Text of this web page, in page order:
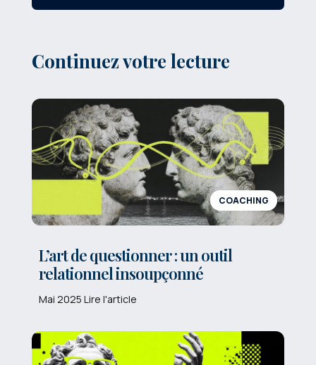
Continuez votre lecture
COACHING
L’art de questionner : un outil
relationnel insoupçonné
Mai 2025 Lire l'article